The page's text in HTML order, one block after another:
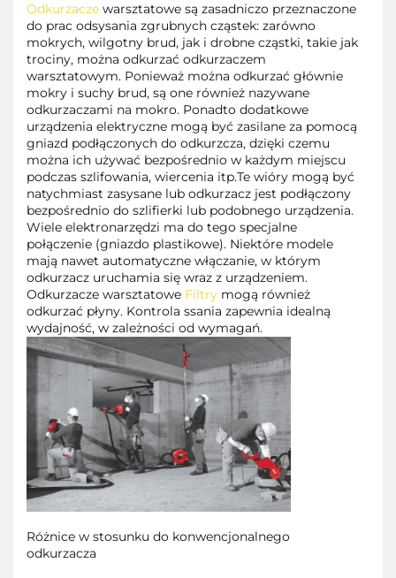
Odkurzacze warsztatowe są zasadniczo przeznaczone
do prac odsysania zgrubnych cząstek: zarówno
mokrych, wilgotny brud, jak i drobne cząstki, takie jak
trociny, można odkurzać odkurzaczem
warsztatowym. Ponieważ można odkurzać głównie
mokry i suchy brud, są one również nazywane
odkurzaczami na mokro. Ponadto dodatkowe
urządzenia elektryczne mogą być zasilane za pomocą
gniazd podłączonych do odkurzcza, dzięki czemu
można ich używać bezpośrednio w każdym miejscu
podczas szlifowania, wiercenia itp.Te wióry mogą być
natychmiast zasysane lub odkurzacz jest podłączony
bezpośrednio do szlifierki lub podobnego urządzenia.
Wiele elektronarzędzi ma do tego specjalne
połączenie (gniazdo plastikowe). Niektóre modele
mają nawet automatyczne włączanie, w którym
odkurzacz uruchamia się wraz z urządzeniem.
Odkurzacze warsztatowe Filtry mogą również
odkurzać płyny. Kontrola ssania zapewnia idealną
wydajność, w zależności od wymagań.
Różnice w stosunku do konwencjonalnego
odkurzacza